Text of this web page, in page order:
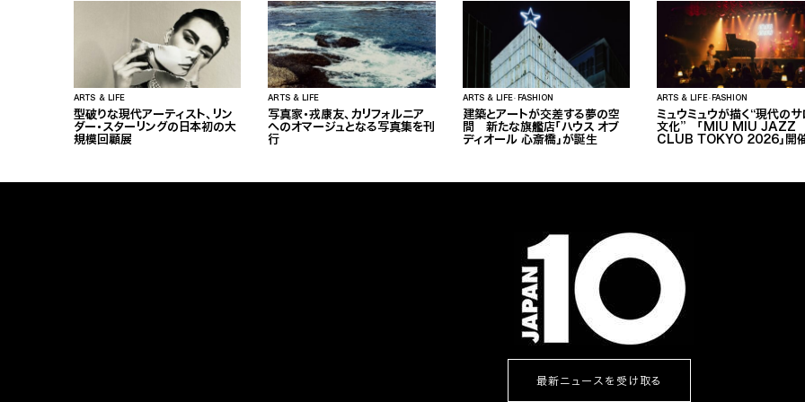
ARTS & LIFE
型破りな現代アーティスト、リン
ダー・スターリングの日本初の大
規模回顧展
ARTS & LIFE
写真家・戎康友、カリフォルニア
へのオマージュとなる写真集を刊
行
ARTS & LIFE FASHION
建築とアートが交差する夢の空
間 新たな旗艦店「ハウス オブ
ディオール 心斎橋」が誕生
ARTS & LIFE FASHION
ミュウミュウが描く“現代のサ
文化” 「MIU MIU JAZZ
CLUB TOKYO 2026」開
最新ニュースを受け取る